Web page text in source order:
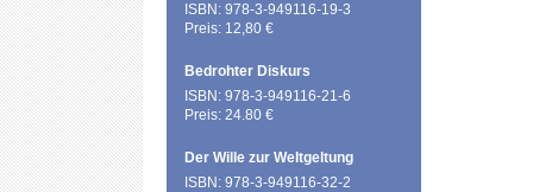
ISBN: 978-3-949116-19-3
Preis: 12,80 €
Bedrohter Diskurs
ISBN: 978-3-949116-21-6
Preis: 24.80 €
Der Wille zur Weltgeltung
ISBN: 978-3-949116-32-2